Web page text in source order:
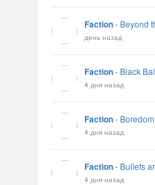
Faction- Beyond
день назад
Faction- Black
4 дня назад
Faction-
4 дня назад
Faction- Bullets
4 дня назад